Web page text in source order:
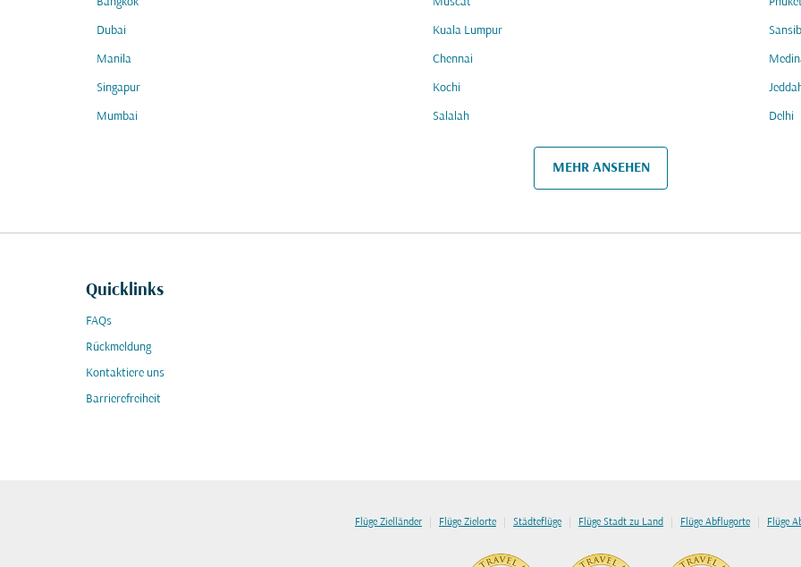
Dubai Kuala Lumpur
Manila Chennai
Singapur Kochi
Mumbai Salalah Delhi
MEHR ANSEHEN
Quicklinks
FAQs
Rückmeldung
Kontaktiere uns
Barrierefreiheit
Flüge Zielländer | Flüge Zielorte | Städteflüge | Flüge Stadt zu Land | Flüge Abflugorte | Flüge